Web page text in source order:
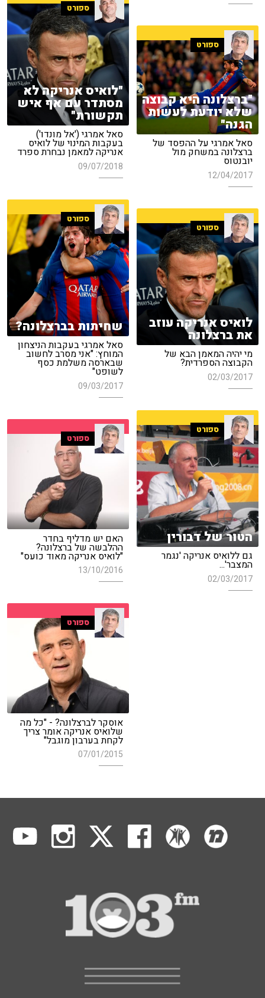
ספורט
"לואיס אנריקה לא
מסתדר עם אף איש
תקשורת"
סאל אמרגי ('אל מונדו')
בעקבות המינוי של לואיס
אנריקה למאמן נבחרת ספרד
09/07/2018
ספורט
"ברצלונה היא קבוצה
שלא יודעת לעשות
הגנה"
סאל אמרגי על ההפסד של
ברצלונה במשחק מול
יובנטוס
12/04/2017
ספורט
שחיתות בברצלונה?
סאל אמרגי בעקבות הניצחון
המוחץ: "אני מסרב לחשוב
שבארסה משלמת כסף
לשופט"
09/03/2017
ספורט
לואיס אנריקה עוזב
את ברצלונה
מי יהיה המאמן הבא של
הקבוצה הספרדית?
02/03/2017
ספורט
הטור של דבורין
גם ללואיס אנריקה 'נגמר
המצבר'...
02/03/2017
ספורט
האם יש מדליף בחדר
ההלבשה של ברצלונה?
"לואיס אנריקה מאוד כועס"
13/10/2016
ספורט
אוסקר לברצלונה? - "כל מה
שלואיס אנריקה אומר צריך
לקחת בערבון מוגבל"
07/01/2015